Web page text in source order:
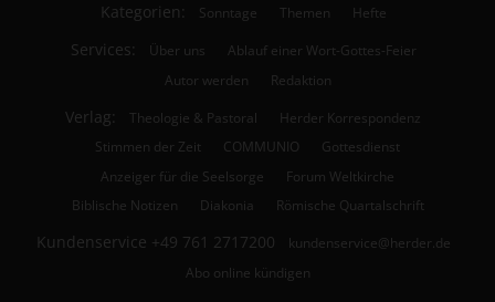
Kategorien: Sonntage Themen Hefte
Services: Über uns
Ablauf einer Wort-Gottes-Feier
Autor werden
Redaktion
Verlag: Theologie & Pastoral
Herder Korrespondenz
Stimmen der Zeit
COMMUNIO
Gottesdienst
Anzeiger für die Seelsorge
Forum Weltkirche
Biblische Notizen
Diakonia Römische Quartalschrift
Kundenservice +49 761 2717200
kundenservice@herder.de
Abo online kündigen